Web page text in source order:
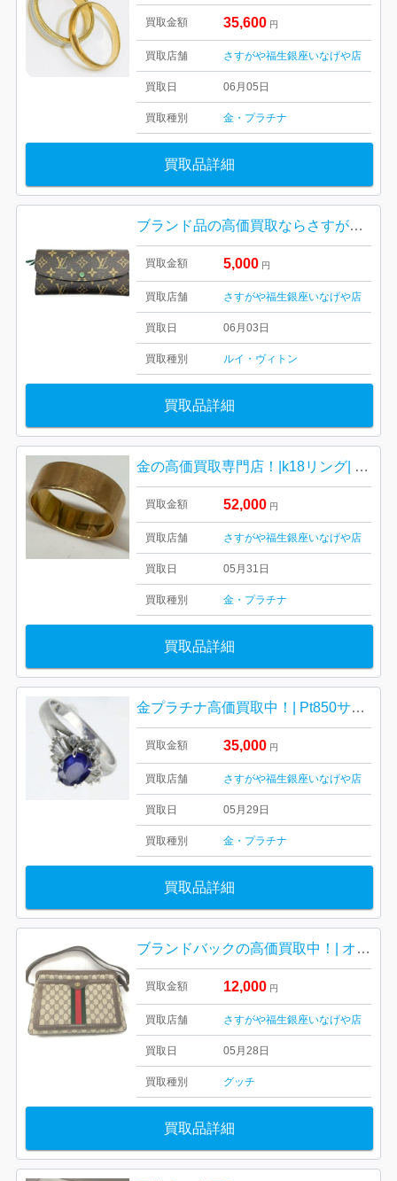
買取金額 35,600 円
買取店舗 さすがや福生銀座いなげや店
買取日 06月05日
買取種別 金・プラチナ
買取品詳細
ブランド品の高価買取ならさすがや！| LOUIS VUITTON 長財布 本体のみ | 羽村市栄町
買取金額 5,000 円
買取店舗 さすがや福生銀座いなげや店
買取日 06月03日
買取種別 ルイ・ヴィトン
買取品詳細
金の高価買取専門店！|k18リング| 羽村市富士見平
買取金額 52,000 円
買取店舗 さすがや福生銀座いなげや店
買取日 05月31日
買取種別 金・プラチナ
買取品詳細
金プラチナ高価買取中！| Pt850サファイア ダイヤモンド付きリング| 羽村市羽加美
買取金額 35,000 円
買取店舗 さすがや福生銀座いなげや店
買取日 05月29日
買取種別 金・プラチナ
買取品詳細
ブランドバックの高価買取中！| オールドグッチ（GUCCI） シェリーライン GG柄 ショルダーバッグ| 羽村市緑ヶ丘
買取金額 12,000 円
買取店舗 さすがや福生銀座いなげや店
買取日 05月28日
買取種別 グッチ
買取品詳細